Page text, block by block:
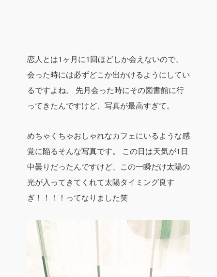
恋人とは1ヶ月に1回ほどしか会えないので、
会った時には必ずどこか出かけるようにしてい
るですよね。
先月会った時にその図書館に行
ってきたんですけど、写真が最高すぎて。
めちゃくちゃおしゃれなカフェにいるような感
覚に陥るそんな写真です。
この日は天気が1日
中曇りだったんですけど、この一瞬だけ太陽の
光が入ってきてくれて太陽タイミング良す
ぎ！！！！ってなりました笑